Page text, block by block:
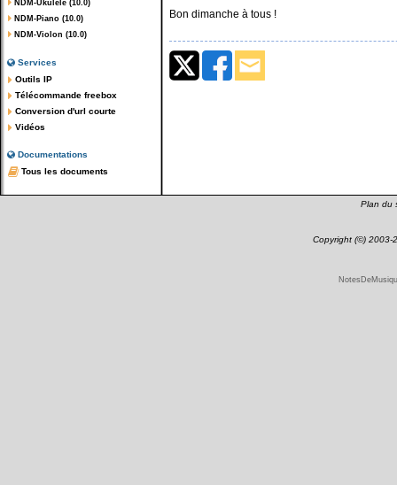
NDM-Ukulele (10.0)
NDM-Piano (10.0)
NDM-Violon (10.0)
Services
Outils IP
Télécommande freebox
Conversion d'url courte
Vidéos
Documentations
Tous les documents
Bon dimanche à tous !
Plan du
Copyright (©) 2003-